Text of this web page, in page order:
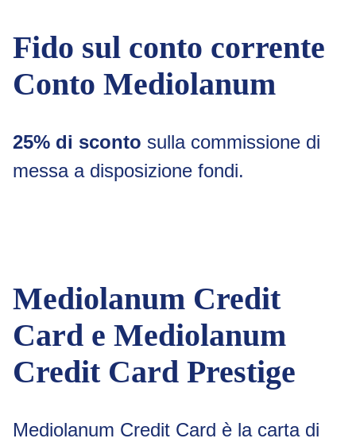
Fido sul conto corrente
Conto Mediolanum
25% di sconto sulla commissione di
messa a disposizione fondi.
Mediolanum Credit
Card e Mediolanum
Credit Card Prestige
Mediolanum Credit Card è la carta di